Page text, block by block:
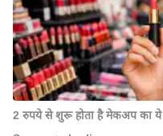
2 रुपये से शुरू होता है मेकअप का ये